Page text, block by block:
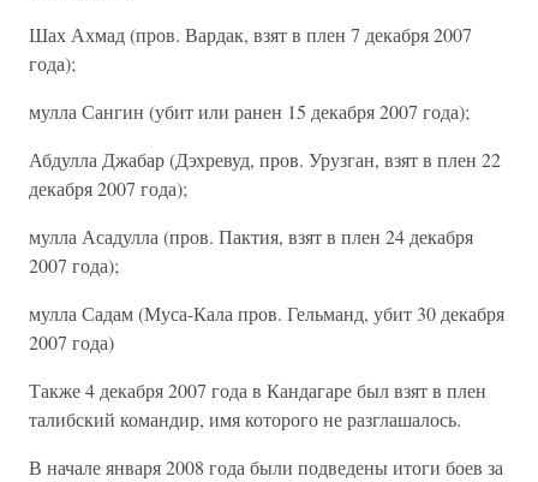
Шах Ахмад (пров. Вардак, взят в плен 7 декабря 2007
года);
мулла Сангин (убит или ранен 15 декабря 2007 года);
Абдулла Джабар (Дэхревуд, пров. Урузган, взят в плен 22
декабря 2007 года);
мулла Асадулла (пров. Пактия, взят в плен 24 декабря
2007 года);
мулла Садам (Муса-Кала пров. Гельманд, убит 30 декабря
2007 года)
Также 4 декабря 2007 года в Кандагаре был взят в плен
талибский командир, имя которого не разглашалось.
В начале января 2008 года были подведены итоги боев за